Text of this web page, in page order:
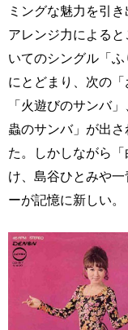
ミングな魅力を引
アレンジ力による
いてのシングル「
にとどまり、次の
「火遊びのサンバ
蟲のサンバ」が出
た。しかしながら
け、島谷ひとみや
ーが記憶に新しい。